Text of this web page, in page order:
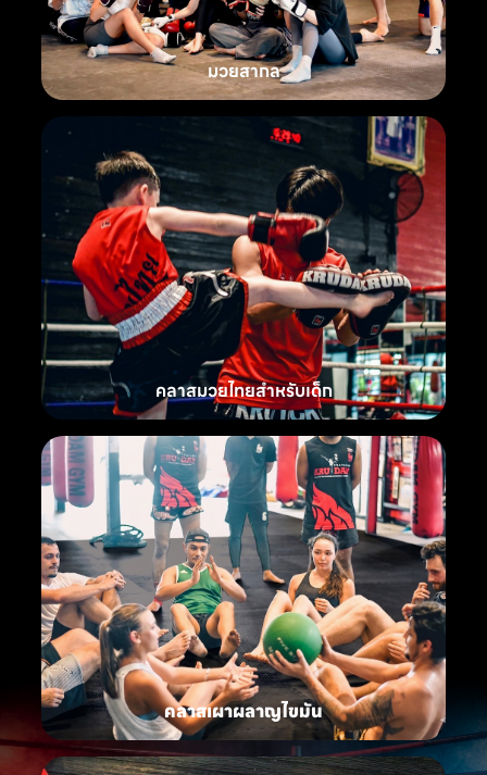
มวยสากล
คลาสมวยไทยสำหรับเด็ก
คลาสเผาผลาญไขมัน